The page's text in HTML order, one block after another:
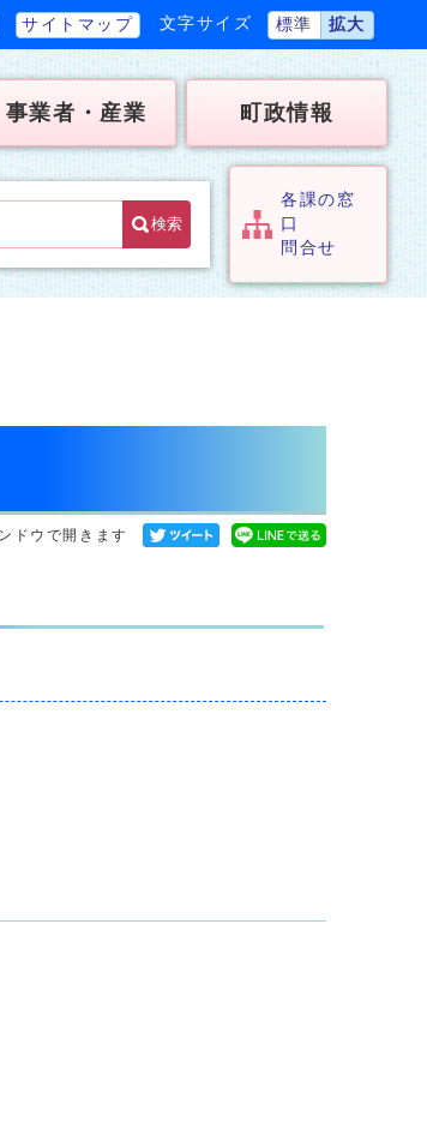
サイトマップ 文字サイズ 標準 拡大
事業者・産業 町政情報
検索
各課の窓
口
問合せ
ドウで開きます